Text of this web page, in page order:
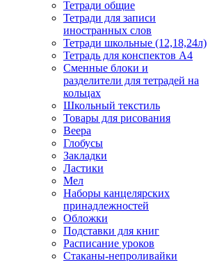
Тетради общие
Тетради для записи
иностранных слов
Тетради школьные (12,18,24л)
Тетрадь для конспектов А4
Сменные блоки и
разделители для тетрадей на
кольцах
Школьный текстиль
Товары для рисования
Веера
Глобусы
Закладки
Ластики
Мел
Наборы канцелярских
принадлежностей
Обложки
Подставки для книг
Расписание уроков
Стаканы-непроливайки